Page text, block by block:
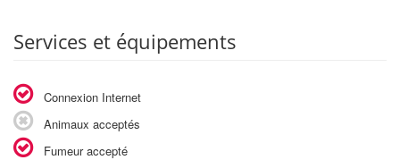
Services et équipements
Connexion Internet
Animaux acceptés
Fumeur accepté